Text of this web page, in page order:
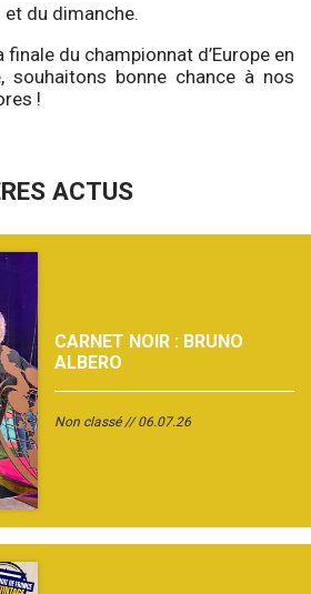
et du dimanche.
finale du championnat d’Europe en
souhaitons bonne chance à nos
!
ACTUS
CARNET NOIR : BRUNO
ALBERO
Non classé 06.07.26